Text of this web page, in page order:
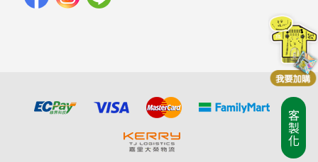
客製化